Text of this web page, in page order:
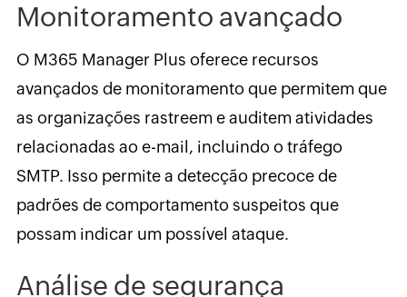
Monitoramento avançado
O M365 Manager Plus oferece recursos
avançados de monitoramento que permitem que
as organizações rastreem e auditem atividades
relacionadas ao e-mail, incluindo o tráfego
SMTP. Isso permite a detecção precoce de
padrões de comportamento suspeitos que
possam indicar um possível ataque.
Análise de segurança